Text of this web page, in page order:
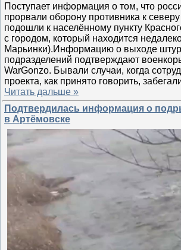
Поступает информация о том, что
прорвали оборону противника к
подошли к населённому пункту
с городом, который находится
Марьинки).Информацию о выходе
подразделений подтверждают
WarGonzo. Бывали случаи, когда
проекта, как принято говорить,
Читать дальше »
Подтвердилась информация о
в Артёмовске